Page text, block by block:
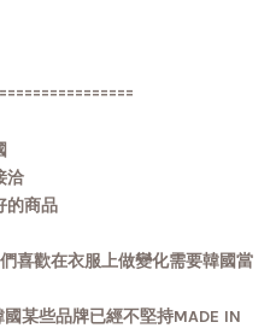
洽
的商品
喜歡在衣服上做變化需要韓國當
某些品牌已經不堅持MADE IN